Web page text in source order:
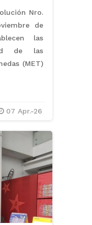
Nro.
de
las
de las
(MET)
07 Apr.-26